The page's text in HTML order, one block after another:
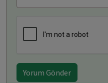
Yorum Gönder